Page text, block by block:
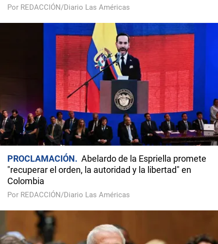
Por REDACCIÓN/Diario Las Américas
PROCLAMACIÓN
Abelardo de la Espriella promete
"recuperar el orden, la autoridad y la libertad" en
Colombia
Por REDACCIÓN/Diario Las Américas